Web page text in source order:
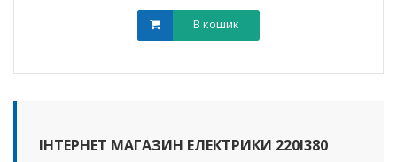
В кошик
ІНТЕРНЕТ МАГАЗИН ЕЛЕКТРИКИ 220І380